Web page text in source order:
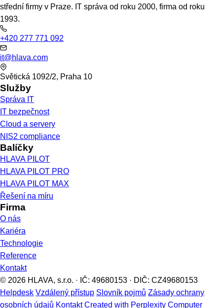
balíčku. SentinelOne EDR, Acronis zálohy a Mikrotik firewall
jsou základem, ne prémiovou volbou.
Přidejte se k nim
Nezávazná konzultace vás nic nestojí. Probereme vaši situaci
a navrhneme konkrétní řešení.
Kontaktovat nás
Komplexní IT správa a kybernetická bezpečnost pro malé a
střední firmy v Praze. IT správa od roku 2000, firma od roku
1993.
+420 277 771 092
it@hlava.com
Světická 1092/2, Praha 10
Služby
Správa IT
IT bezpečnost
Cloud a servery
NIS2 compliance
Balíčky
HLAVA PILOT
HLAVA PILOT PRO